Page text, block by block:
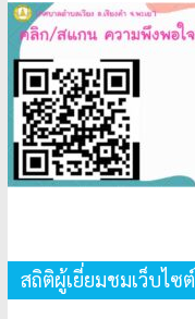
สถิติผู้เยี่ยมชมเว็บไซต์